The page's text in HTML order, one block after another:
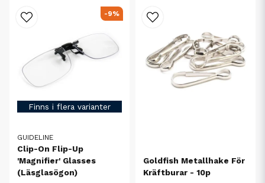
Finns i flera varianter
GUIDELINE
Clip-On Flip-Up
'Magnifier' Glasses
(Läsglasögon)
-9%
Goldfish Metallhake För
Kräftburar - 10p